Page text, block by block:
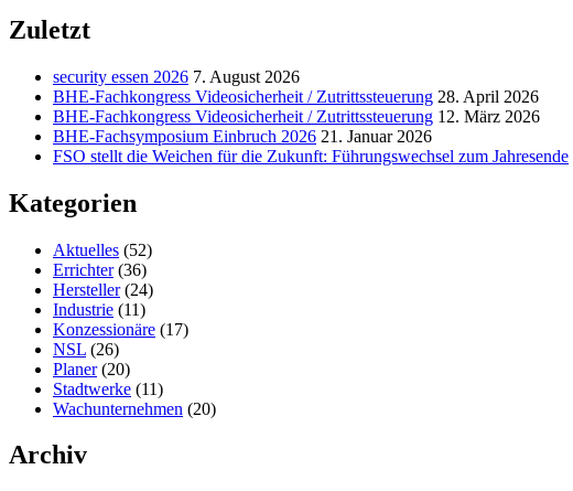
springen
Zuletzt
security essen 2026 7. August 2026
BHE-Fachkongress Videosicherheit / Zutrittssteuerung 28. April 2026
BHE-Fachkongress Videosicherheit / Zutrittssteuerung 12. März 2026
BHE-Fachsymposium Einbruch 2026 21. Januar 2026
FSO stellt die Weichen für die Zukunft: Führungswechsel zum Jahresende
Kategorien
Aktuelles (52)
Errichter(36)
Hersteller(24)
Industrie (11)
Konzessionäre (17)
NSL (26)
Planer(20)
Stadtwerke (11)
Wachunternehmen (20)
Archiv